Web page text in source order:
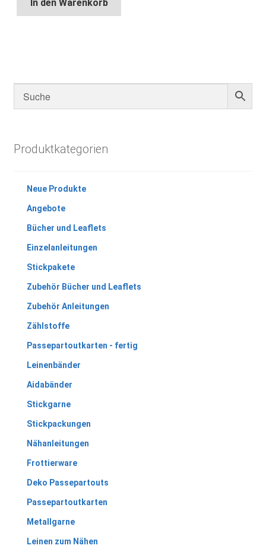
In den Warenkorb
Produktkategorien
Neue Produkte
Angebote
Bücher und Leaflets
Einzelanleitungen
Stickpakete
Zubehör Bücher und Leaflets
Zubehör Anleitungen
Zählstoffe
Passepartoutkarten - fertig
Leinenbänder
Aidabänder
Stickgarne
Stickpackungen
Nähanleitungen
Frottierware
Deko Passepartouts
Passepartoutkarten
Metallgarne
Leinen zum Nähen